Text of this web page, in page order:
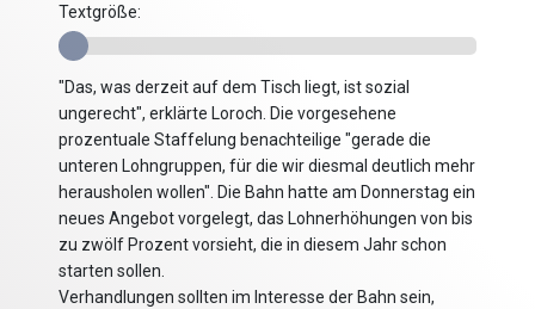
Textgröße:
"Das, was derzeit auf dem Tisch liegt, ist sozial
ungerecht", erklärte Loroch. Die vorgesehene
prozentuale Staffelung benachteilige "gerade die
unteren Lohngruppen, für die wir diesmal deutlich mehr
herausholen wollen". Die Bahn hatte am Donnerstag ein
neues Angebot vorgelegt, das Lohnerhöhungen von bis
zu zwölf Prozent vorsieht, die in diesem Jahr schon
starten sollen.
Verhandlungen sollten im Interesse der Bahn sein,